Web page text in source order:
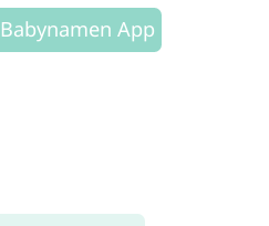
Babynamen App